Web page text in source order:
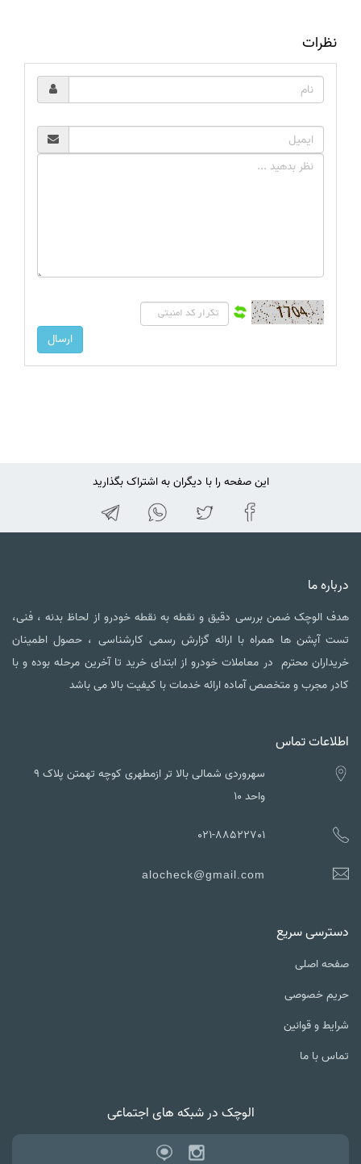
نظرات
این صفحه را با دیگران به اشتراک بگذارید
درباره ما
هدف الوچک ضمن بررسی دقیق و نقطه به نقطه خودرو از لحاظ بدنه ، فنی،
تست آپشن ها همراه با ارائه گزارش رسمی کارشناسی ، حصول اطمینان
خریداران محترم در معاملات خودرو از ابتدای خرید تا آخرین مرحله بوده و با
کادر مجرب و متخصص آماده ارائه خدمات با کیفیت بالا می باشد
اطلاعات تماس
سهروردی شمالی بالا تر ازمطهری کوچه تهمتن پلاک ۹
واحد ۱۰
021-88522701
alocheck@gmail.com
دسترسی سریع
صفحه اصلی
حریم خصوصی
شرایط و قوانین
تماس با ما
الوچک در شبکه های اجتماعی